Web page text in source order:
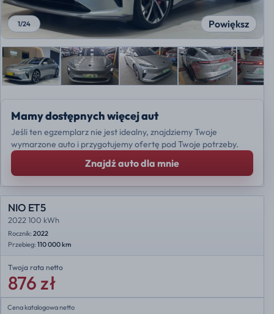
Powiększ
1/24
Mamy dostępnych więcej aut
Jeśli ten egzemplarz nie jest idealny, znajdziemy Twoje
wymarzone auto i przygotujemy ofertę pod Twoje potrzeby.
Znajdź auto dla mnie
NIO ET5
2022 100 kWh
Rocznik: 2022
Przebieg: 110 000 km
Twoja rata netto
876 zł
Cena katalogowa netto